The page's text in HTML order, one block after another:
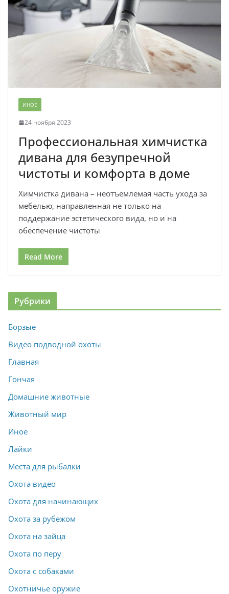
ИНОЕ
24 ноября 2023
Профессиональная химчистка
дивана для безупречной
чистоты и комфорта в доме
Химчистка дивана – неотъемлемая часть ухода за
мебелью, направленная не только на
поддержание эстетического вида, но и на
обеспечение чистоты
Read More
Рубрики
Борзые
Видео подводной охоты
Главная
Гончая
Домашние животные
Животный мир
Иное
Лайки
Места для рыбалки
Охота видео
Охота для начинающих
Охота за рубежом
Охота на зайца
Охота по перу
Охота с собаками
Охотничье оружие